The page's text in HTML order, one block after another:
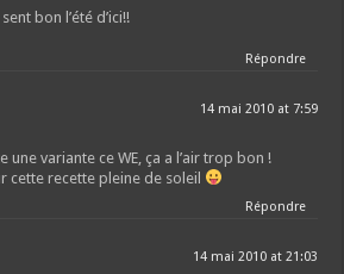
bon l’été d’ici!!
Répondre
14 mai 2010 at 7:59
une variante ce WE, ça a l’air trop bon !
cette recette pleine de soleil
Répondre
14 mai 2010 at 21:03